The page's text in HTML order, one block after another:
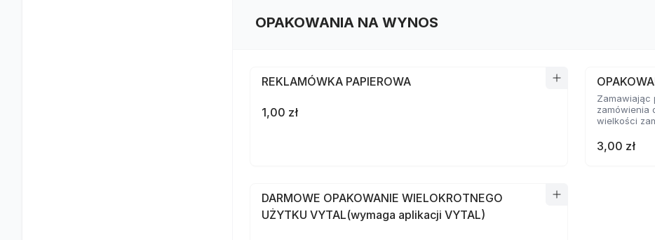
OPAKOWANIA NA WYNOS
REKLAMÓWKA PAPIEROWA
1,00 zł
Zamawiając
zamówienia
wielkości
3,00 zł
DARMOWE OPAKOWANIE WIELOKROTNEGO
UŻYTKU VYTAL(wymaga aplikacji VYTAL)